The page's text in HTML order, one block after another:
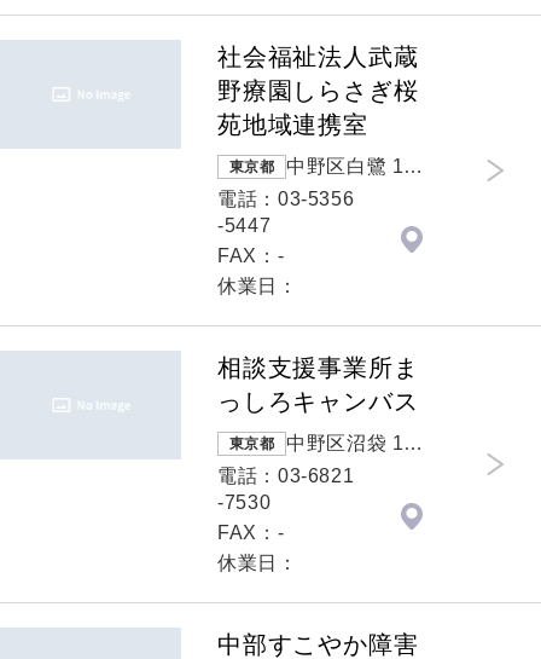
社会福祉法人武蔵
野療園しらさぎ桜
苑地域連携室
東京都
中野区白鷺 1-1
4-8
電話：03-5356
-5447
FAX：-
休業日：
相談支援事業所ま
っしろキャンバス
東京都
中野区沼袋 1-2
-7
電話：03-6821
-7530
FAX：-
休業日：
中部すこやか障害